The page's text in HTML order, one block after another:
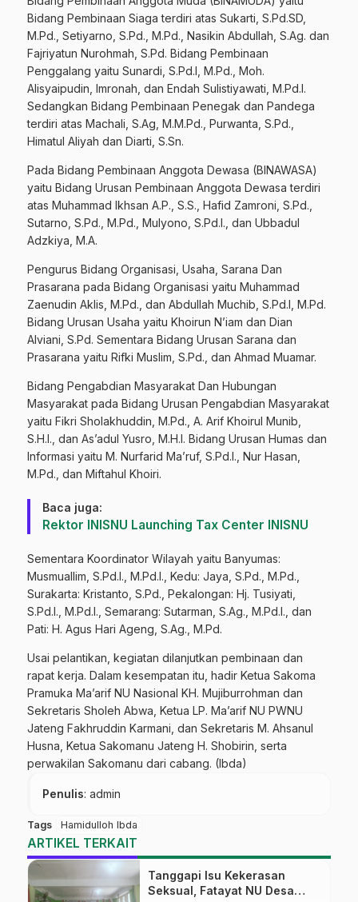
Bidang Pembinaan Siaga terdiri atas Sukarti, S.Pd.SD,
M.Pd., Setiyarno, S.Pd., M.Pd., Nasikin Abdullah, S.Ag. dan
Fajriyatun Nurohmah, S.Pd. Bidang Pembinaan
Penggalang yaitu Sunardi, S.Pd.I, M.Pd., Moh.
Alisyaipudin, Imronah, dan Endah Sulistiyawati, M.Pd.I.
Sedangkan Bidang Pembinaan Penegak dan Pandega
terdiri atas Machali, S.Ag, M.M.Pd., Purwanta, S.Pd.,
Himatul Aliyah dan Diarti, S.Sn.
Pada Bidang Pembinaan Anggota Dewasa (BINAWASA)
yaitu Bidang Urusan Pembinaan Anggota Dewasa terdiri
atas Muhammad Ikhsan A.P., S.S., Hafid Zamroni, S.Pd.,
Sutarno, S.Pd., M.Pd., Mulyono, S.Pd.I., dan Ubbadul
Adzkiya, M.A.
Pengurus Bidang Organisasi, Usaha, Sarana Dan
Prasarana pada Bidang Organisasi yaitu Muhammad
Zaenudin Aklis, M.Pd., dan Abdullah Muchib, S.Pd.I, M.Pd.
Bidang Urusan Usaha yaitu Khoirun N’iam dan Dian
Alviani, S.Pd. Sementara Bidang Urusan Sarana dan
Prasarana yaitu Rifki Muslim, S.Pd., dan Ahmad Muamar.
Bidang Pengabdian Masyarakat Dan Hubungan
Masyarakat pada Bidang Urusan Pengabdian Masyarakat
yaitu Fikri Sholakhuddin, M.Pd., A. Arif Khoirul Munib,
S.H.I., dan As’adul Yusro, M.H.I. Bidang Urusan Humas dan
Informasi yaitu M. Nurfarid Ma’ruf, S.Pd.I., Nur Hasan,
M.Pd., dan Miftahul Khoiri.
Baca juga:
‎Rektor INISNU Launching Tax Center INISNU
Sementara Koordinator Wilayah yaitu Banyumas:
Musmuallim, S.Pd.I., M.Pd.I., Kedu: Jaya, S.Pd., M.Pd.,
Surakarta: Kristanto, S.Pd., Pekalongan: Hj. Tusiyati,
S.Pd.I., M.Pd.I., Semarang: Sutarman, S.Ag., M.Pd.I., dan
Pati: H. Agus Hari Ageng, S.Ag., M.Pd.
Usai pelantikan, kegiatan dilanjutkan pembinaan dan
rapat kerja. Dalam kesempatan itu, hadir Ketua Sakoma
Pramuka Ma’arif NU Nasional KH. Mujiburrohman dan
Sekretaris Sholeh Abwa, Ketua LP. Ma’arif NU PWNU
Jateng Fakhruddin Karmani, dan Sekretaris M. Ahsanul
Husna, Ketua Sakomanu Jateng H. Shobirin, serta
perwakilan Sakomanu dari cabang. (Ibda)
Penulis: admin
Tags Hamidulloh Ibda
ARTIKEL TERKAIT
Tanggapi Isu Kekerasan
Seksual, Fatayat NU Desa